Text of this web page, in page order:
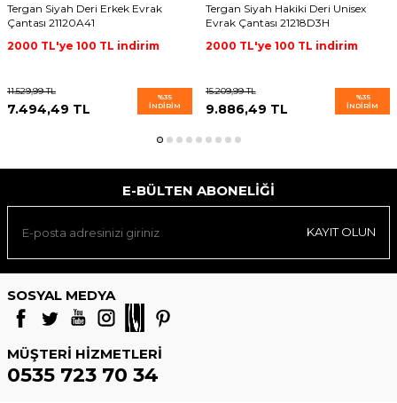
Tergan Siyah Deri Erkek Evrak
Çantası 21120A41
2000 TL'ye 100 TL indirim
11.529,99TL
7.494,49 TL
%35
İNDIRIM
Tergan Siyah Hakiki Deri Unisex
Evrak Çantası 21218D3H
2000 TL'ye 100 TL indirim
15.209,99TL
9.886,49 TL
%35
İNDIRIM
E-BÜLTEN ABONELIĞI
KAYIT OLUN
SOSYAL MEDYA
MÜŞTERI HIZMETLERI
0535 723 70 34